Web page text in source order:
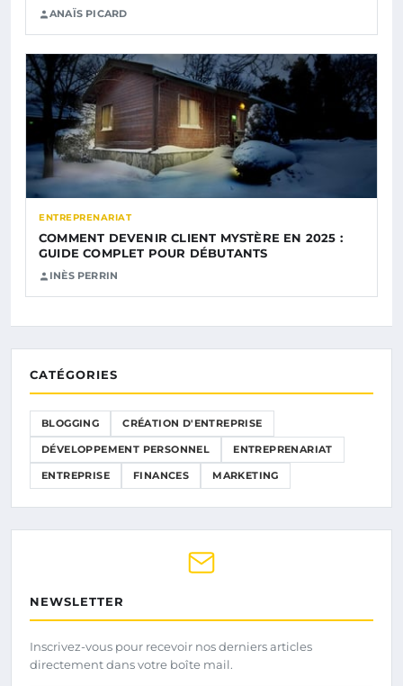
ANAÏS PICARD
ENTREPRENARIAT
COMMENT DEVENIR CLIENT MYSTÈRE EN 2025 :
GUIDE COMPLET POUR DÉBUTANTS
INÈS PERRIN
CATÉGORIES
BLOGGING CRÉATION D'ENTREPRISE
DÉVELOPPEMENT PERSONNEL ENTREPRENARIAT
ENTREPRISE FINANCES MARKETING
NEWSLETTER
Inscrivez-vous pour recevoir nos derniers articles
directement dans votre boîte mail.